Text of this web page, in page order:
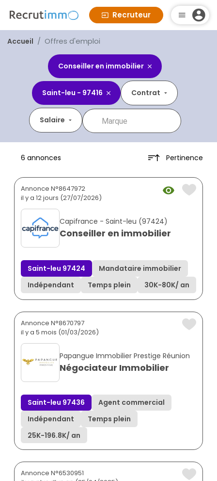
Recruteur
Accueil Offres d'emploi
Conseiller en immobilier
Saint-leu - 97416 Contrat
Salaire
6 annonces Pertinence
Annonce N°8647972
il y a 12 jours (27/07/2026)
Capifrance - Saint-leu (97424)
Conseiller en immobilier
Saint-leu 97424
Mandataire immobilier
Indépendant
Temps plein 30K-80K/ an
Annonce N°8670797
il y a 5 mois (01/03/2026)
Papangue Immobilier Prestige Réunion
Négociateur Immobilier
Saint-leu 97436
Agent commercial
Indépendant
Temps plein
25K-196.8K/ an
Annonce N°6530951